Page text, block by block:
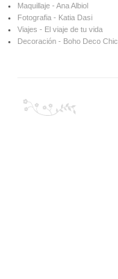
Maquillaje - Ana Albiol
Fotografia - Katia Dasi
Viajes - El viaje de tu vida
Decoración - Boho Deco Chic